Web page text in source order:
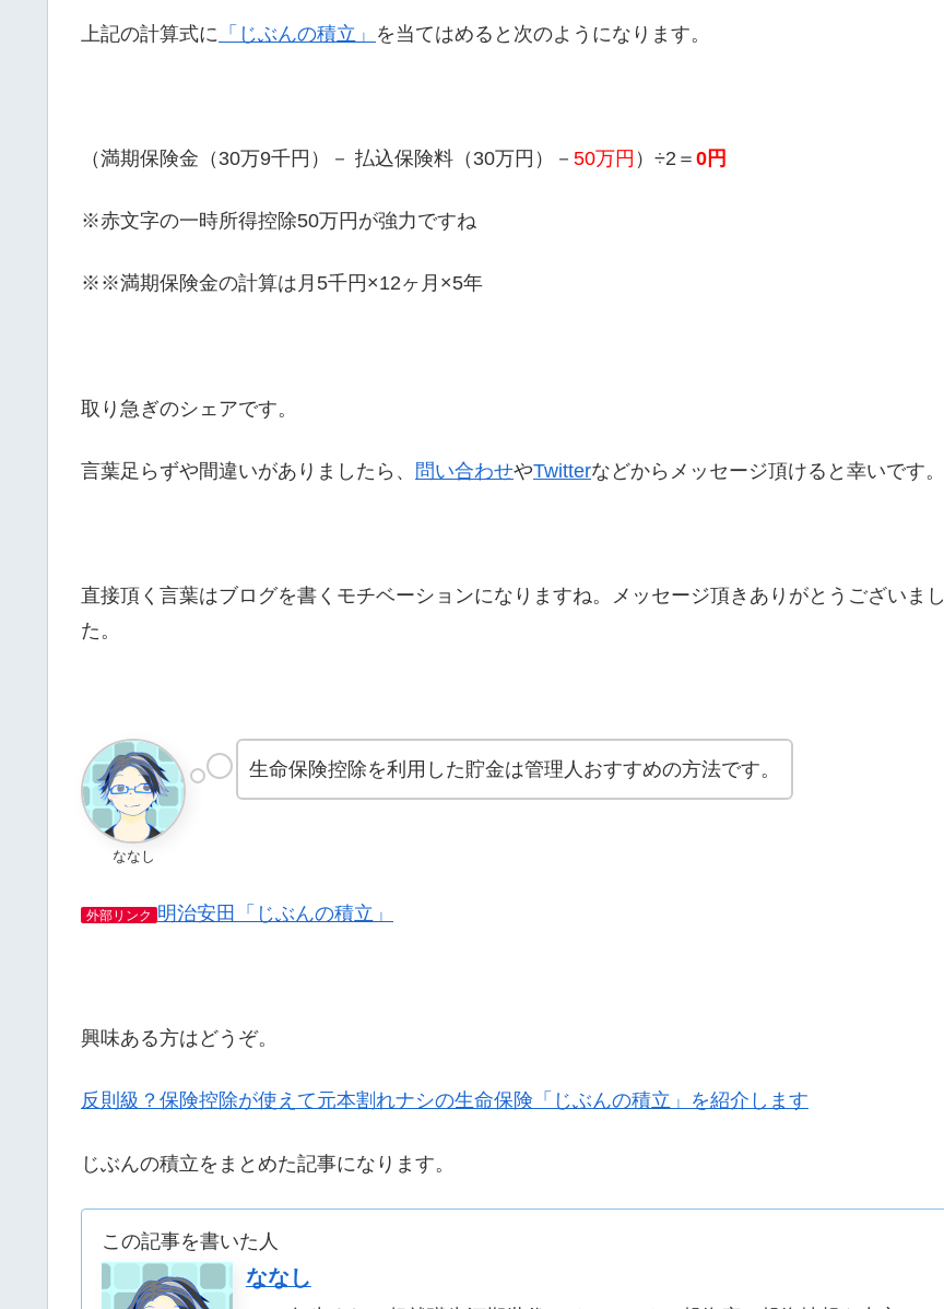
上記の計算式に 「じぶんの積立」 を当てはめると次のようになります。
（満期保険金（30万9千円）－ 払込保険料（30万円）－ 50万円 ）÷2＝ 0円
※赤文字の一時所得控除50万円が強力ですね
※※満期保険金の計算は月5千円×12ヶ月×5年
取り急ぎのシェアです。
言葉足らずや間違いがありましたら、 問い合わせやTwitterなどからメッセージ頂けると幸いです。
直接頂く言葉はブログを書くモチベーションになりますね。メッセージ頂きありがとうございまし
た。
ななし
生命保険控除を利用した貯金は管理人おすすめの方法です。
外部リンク 明治安田「じぶんの積立」
興味ある方はどうぞ。
反則級？保険控除が使えて元本割れナシの生命保険「じぶんの積立」を紹介します
じぶんの積立をまとめた記事になります。
この記事を書いた人
ななし